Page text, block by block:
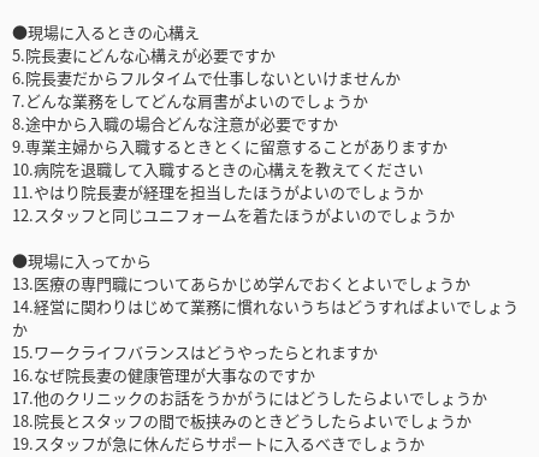
●現場に入るときの心構え
5.院長妻にどんな心構えが必要ですか
6.院長妻だからフルタイムで仕事しないといけませんか
7.どんな業務をしてどんな肩書がよいのでしょうか
8.途中から入職の場合どんな注意が必要ですか
9.専業主婦から入職するときとくに留意することがありますか
10.病院を退職して入職するときの心構えを教えてください
11.やはり院長妻が経理を担当したほうがよいのでしょうか
12.スタッフと同じユニフォームを着たほうがよいのでしょうか
●現場に入ってから
13.医療の専門職についてあらかじめ学んでおくとよいでしょうか
14.経営に関わりはじめて業務に慣れないうちはどうすればよいでしょう
か
15.ワークライフバランスはどうやったらとれますか
16.なぜ院長妻の健康管理が大事なのですか
17.他のクリニックのお話をうかがうにはどうしたらよいでしょうか
18.院長とスタッフの間で板挟みのときどうしたらよいでしょうか
19.スタッフが急に休んだらサポートに入るべきでしょうか